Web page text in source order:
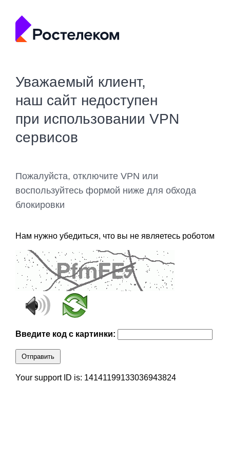
Уважаемый клиент,
наш сайт недоступен
при использовании VPN
сервисов
Пожалуйста, отключите VPN или
воспользуйтесь формой ниже для обхода
блокировки
Нам нужно убедиться, что вы не являетесь роботом
Введите код с картинки:
Отправить
Your support ID is: 14141199133036943824